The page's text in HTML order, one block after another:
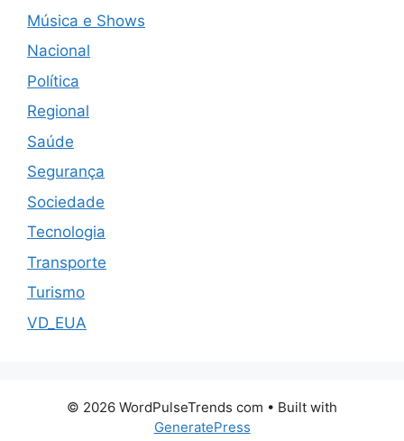
Música e Shows
Nacional
Política
Regional
Saúde
Segurança
Sociedade
Tecnologia
Transporte
Turismo
VD_EUA
© 2026 WordPulseTrends com • Built with
GeneratePress